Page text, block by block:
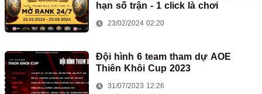
hạn số trận - 1 click là chơi
23/02/2024 02:20
Đội hình 6 team tham dự AOE
Thiên Khôi Cup 2023
31/07/2023 12:26